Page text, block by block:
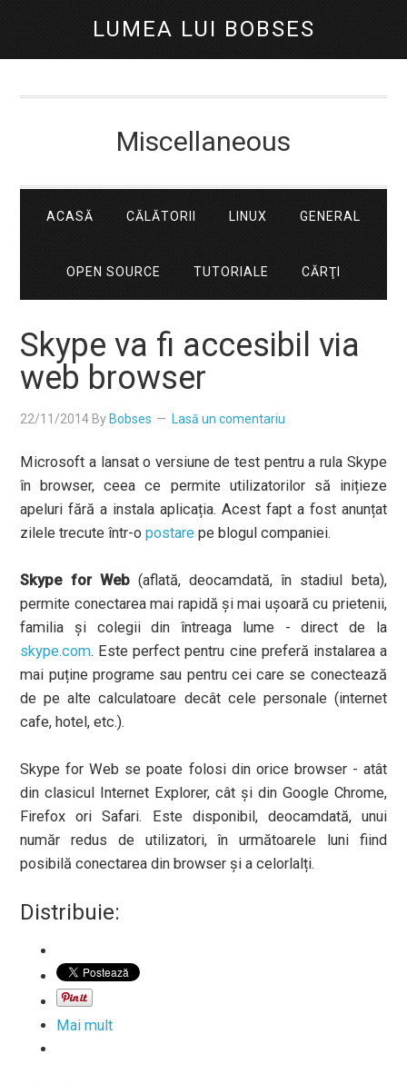
LUMEA LUI BOBSES
Miscellaneous
ACASĂ CĂLĂTORII LINUX GENERAL
OPEN SOURCE TUTORIALE CĂRŢI
Skype va fi accesibil via
web browser
22/11/2014 By Bobses Lasă un comentariu
Microsoft a lansat o versiune de test pentru a rula Skype
în browser, ceea ce permite utilizatorilor să inițieze
apeluri fără a instala aplicația. Acest fapt a fost anunțat
zilele trecute într-opostare pe blogul companiei.
Skype for Web(aflată, deocamdată, în stadiul beta),
permite conectarea mai rapidă și mai ușoară cu prietenii,
familia și colegii din întreaga lume - direct de la
skype.com. Este perfect pentru cine preferă instalarea a
mai puține programe sau pentru cei care se conectează
de pe alte calculatoare decât cele personale (internet
cafe, hotel, etc.).
Skype for Web se poate folosi din orice browser - atât
din clasicul Internet Explorer, cât și din Google Chrome,
Firefox ori Safari. Este disponibil, deocamdată, unui
număr redus de utilizatori, în următoarele luni fiind
posibilă conectarea din browser și a celorlalți.
Distribuie:
Mai mult